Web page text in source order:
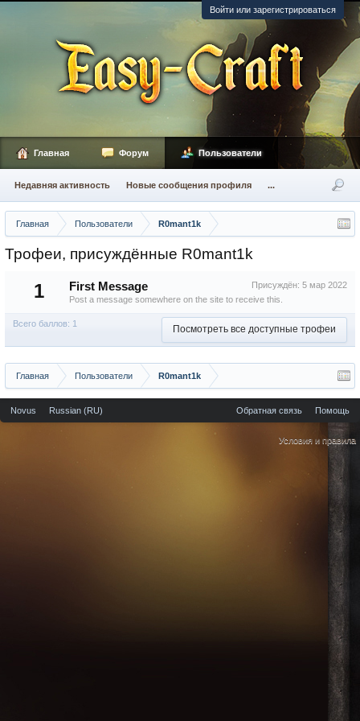
Войти или зарегистрироваться
Главная Пользователи R0mant1k
Трофеи, присуждённые R0mant1k
1 Присуждён: 5 мар 2022
First Message
Post a message somewhere on the site to receive this.
Всего баллов: 1 Посмотреть все доступные трофеи
Главная Пользователи R0mant1k
Главная Форум Пользователи
Недавняя активность Новые сообщения профиля ...
Novus Russian (RU) Обратная связь Помощь
Условия и правила